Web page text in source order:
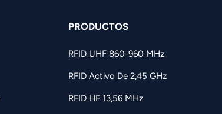
PRODUCTOS
RFID UHF 860-960 MHz
RFID Activo De 2,45 GHz
RFID HF 13,56 MHz